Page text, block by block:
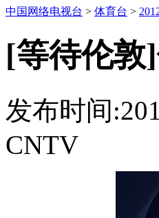
中国网络电视台 > 体育台 >
[等待伦敦
发布时间
CNTV